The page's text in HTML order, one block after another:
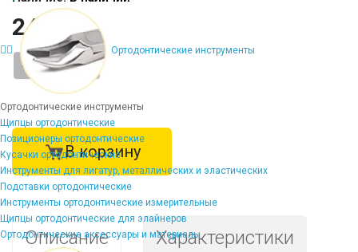
Ортодонтические инструменты
Ортодонтические инструменты
Щипцы ортодонтические
Позиционеры ортодонтические
Кусачки ортодонтические
Инструменты для лигатур, металлических и эластических
Подставки ортодонтические
Инструменты ортодонтические измерительные
Щипцы ортодонтические для элайнеров
Ортодонтические аксессуары и материалы
2450 ₽
- +
В корзину
Описание Характеристики